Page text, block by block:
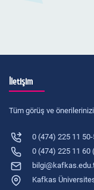
İletişim
Tüm görüş ve
0 (474) 225 11
0 (474) 225 11 60
Kafkas